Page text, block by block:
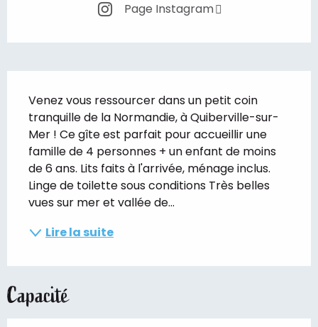
Page Instagram
Venez vous ressourcer dans un petit coin
tranquille de la Normandie, à Quiberville-sur-
Mer ! Ce gîte est parfait pour accueillir une
famille de 4 personnes + un enfant de moins
de 6 ans. Lits faits à l'arrivée, ménage inclus.
Linge de toilette sous conditions Très belles
vues sur mer et vallée de...
Lire la suite
Capacité